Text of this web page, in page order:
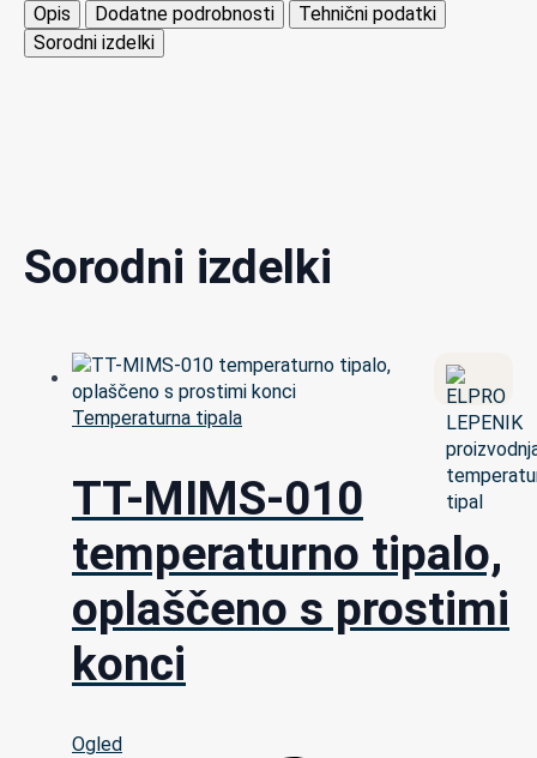
Opis Dodatne podrobnosti
Tehnični podatki
Sorodni izdelki
Sorodni izdelki
Temperaturna tipala
TT-MIMS-010
temperaturno tipalo,
oplaščeno s prostimi
konci
Ogled